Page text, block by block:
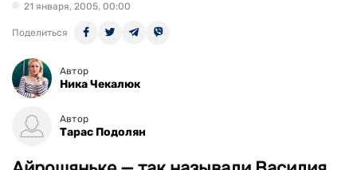
21 января, 2005, 00:00
Поделиться
Автор
Ника Чекалюк
Автор
Тарас Подолян